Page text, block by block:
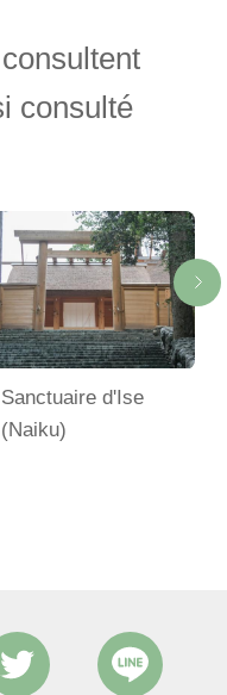
consulté
Sanctuaire d'Ise
(Naiku)